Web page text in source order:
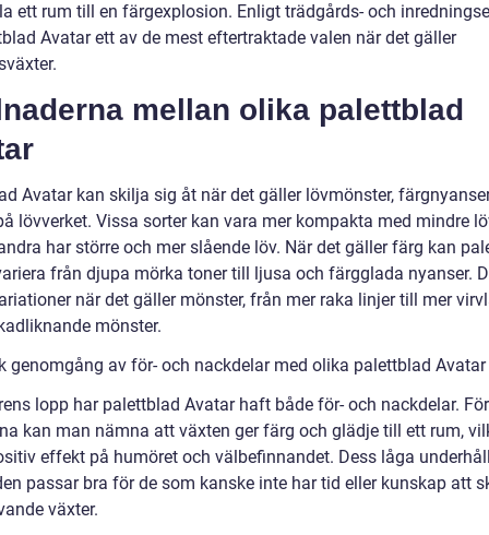
ett rum till en färgexplosion. Enligt trädgårds- och
Avatar ett av de mest eftertraktade valen när det gäller
mellan olika palettblad
Avatar kan skilja sig åt när det gäller lövmönster,
lövverket. Vissa sorter kan vara mer kompakta med mindre
har större och mer slående löv. När det gäller färg kan
från djupa mörka toner till ljusa och färgglada nyanser.
när det gäller mönster, från mer raka linjer till mer
mönster.
genomgång av för- och nackdelar med olika palettblad Avatar
lopp har palettblad Avatar haft både för- och nackdelar. För
kan man nämna att växten ger färg och glädje till ett rum,
effekt på humöret och välbefinnandet. Dess låga
passar bra för de som kanske inte har tid eller kunskap att
växter.